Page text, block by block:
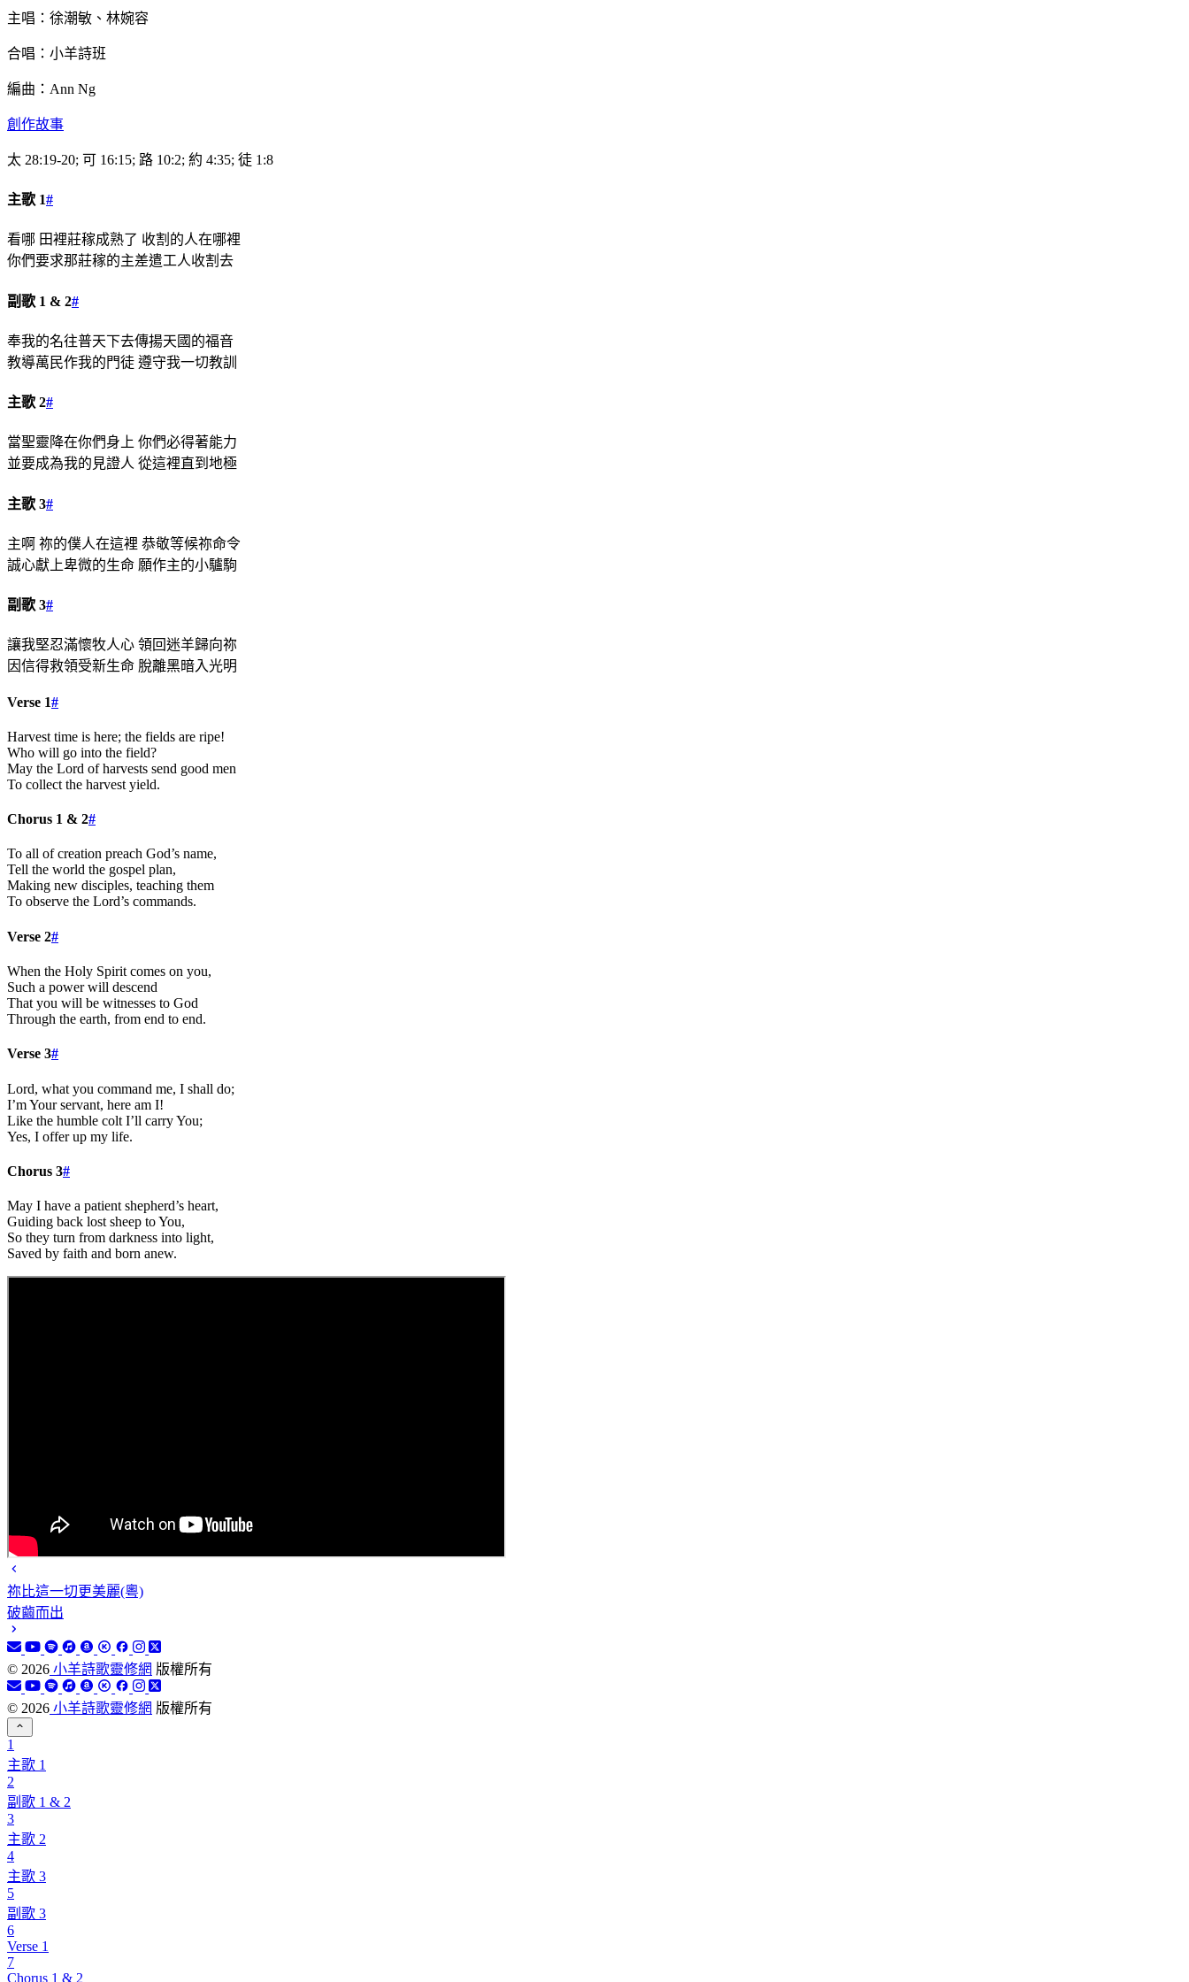
主唱：徐潮敏、林婉容
合唱：小羊詩班
編曲：Ann Ng
創作故事
太 28:19-20; 可 16:15; 路 10:2; 約 4:35; 徒 1:8
主歌 1#
看哪 田裡莊稼成熟了 收割的人在哪裡
你們要求那莊稼的主差遣工人收割去
副歌 1 & 2#
奉我的名往普天下去傳揚天國的福音
教導萬民作我的門徒 遵守我一切教訓
主歌 2#
當聖靈降在你們身上 你們必得著能力
並要成為我的見證人 從這裡直到地極
主歌 3#
主啊 祢的僕人在這裡 恭敬等候祢命令
誠心獻上卑微的生命 願作主的小驢駒
副歌 3#
讓我堅忍滿懷牧人心 領回迷羊歸向祢
因信得救領受新生命 脫離黑暗入光明
Verse 1#
Harvest time is here; the fields are ripe!
Who will go into the field?
May the Lord of harvests send good men
To collect the harvest yield.
Chorus 1 & 2#
To all of creation preach God’s name,
Tell the world the gospel plan,
Making new disciples, teaching them
To observe the Lord’s commands.
Verse 2#
When the Holy Spirit comes on you,
Such a power will descend
That you will be witnesses to God
Through the earth, from end to end.
Verse 3#
Lord, what you command me, I shall do;
I’m Your servant, here am I!
Like the humble colt I’ll carry You;
Yes, I offer up my life.
Chorus 3#
May I have a patient shepherd’s heart,
Guiding back lost sheep to You,
So they turn from darkness into light,
Saved by faith and born anew.
祢比這一切更美麗(粵)
破繭而出
© 2026 小羊詩歌靈修網 版權所有
© 2026 小羊詩歌靈修網 版權所有
1
主歌 1
2
副歌 1 & 2
3
主歌 2
4
主歌 3
5
副歌 3
6
Verse 1
7
Chorus 1 & 2